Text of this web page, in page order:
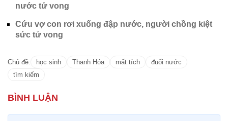
nước tử vong
Cứu vợ con rơi xuống đập nước, người chồng kiệt
sức tử vong
Chủ đề: học sinh Thanh Hóa mất tích
đuối nước
tìm kiếm